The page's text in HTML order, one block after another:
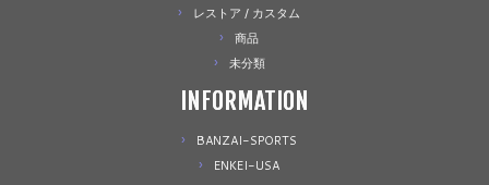
レストア / カスタム
商品
未分類
INFORMATION
BANZAI-SPORTS
ENKEI-USA